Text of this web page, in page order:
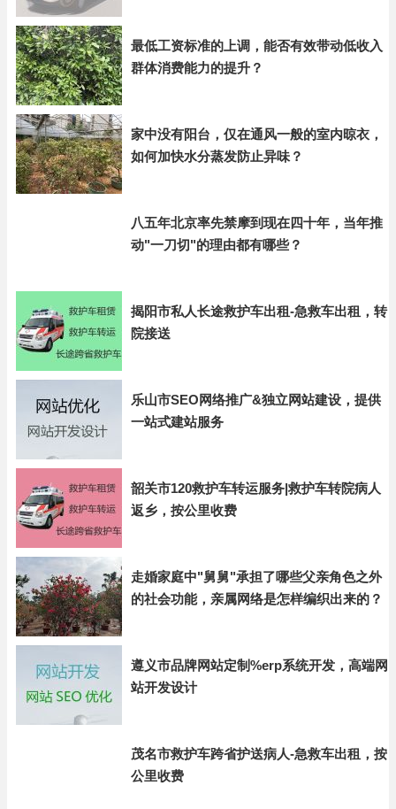
最低工资标准的上调，能否有效带动低收入
群体消费能力的提升？
家中没有阳台，仅在通风一般的室内晾衣，
如何加快水分蒸发防止异味？
八五年北京率先禁摩到现在四十年，当年推
动"一刀切"的理由都有哪些？
揭阳市私人长途救护车出租-急救车出租，转
院接送
乐山市SEO网络推广&独立网站建设，提供
一站式建站服务
韶关市120救护车转运服务|救护车转院病人
返乡，按公里收费
走婚家庭中"舅舅"承担了哪些父亲角色之外
的社会功能，亲属网络是怎样编织出来的？
遵义市品牌网站定制%erp系统开发，高端网
站开发设计
茂名市救护车跨省护送病人-急救车出租，按
公里收费